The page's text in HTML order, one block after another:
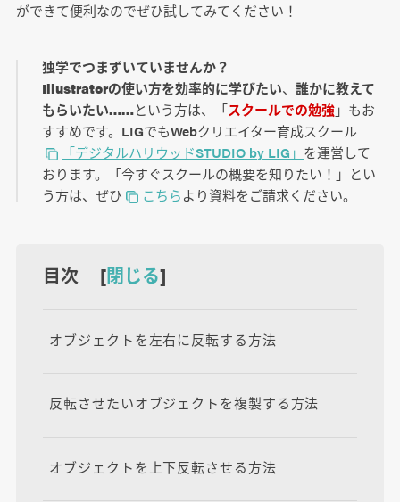
ができて便利なのでぜひ試してみてください！
独学でつまずいていませんか？
Illustratorの使い方を効率的に学びたい、誰かに教えて
もらいたい……という方は、「スクールでの勉強」もお
すすめです。LIGでもWebクリエイター育成スクール
「デジタルハリウッドSTUDIO by LIG」 を運営して
おります。「今すぐスクールの概要を知りたい！」とい
う方は、ぜひ
こちらより資料をご請求ください。
目次 [閉じる]
オブジェクトを左右に反転する方法
反転させたいオブジェクトを複製する方法
オブジェクトを上下反転させる方法